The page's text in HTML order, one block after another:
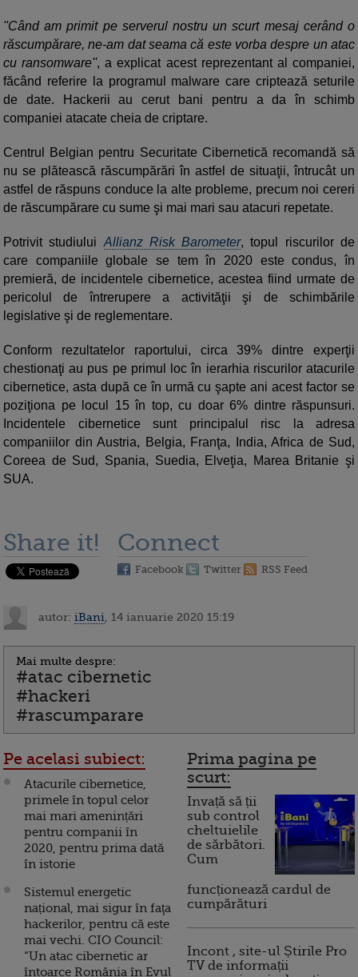
''Când am primit pe serverul nostru un scurt mesaj cerând o
răscumpărare, ne-am dat seama că este vorba despre un atac
cu ransomware'', a explicat acest reprezentant al companiei,
făcând referire la programul malware care criptează seturile
de date. Hackerii au cerut bani pentru a da în schimb
companiei atacate cheia de criptare.
Centrul Belgian pentru Securitate Cibernetică recomandă să
nu se plătească răscumpărări în astfel de situaţii, întrucât un
astfel de răspuns conduce la alte probleme, precum noi cereri
de răscumpărare cu sume şi mai mari sau atacuri repetate.
Potrivit studiului Allianz Risk Barometer, topul riscurilor de
care companiile globale se tem în 2020 este condus, în
premieră, de incidentele cibernetice, acestea fiind urmate de
pericolul de întrerupere a activităţii şi de schimbările
legislative şi de reglementare.
Conform rezultatelor raportului, circa 39% dintre experţii
chestionaţi au pus pe primul loc în ierarhia riscurilor atacurile
cibernetice, asta după ce în urmă cu şapte ani acest factor se
poziţiona pe locul 15 în top, cu doar 6% dintre răspunsuri.
Incidentele cibernetice sunt principalul risc la adresa
companiilor din Austria, Belgia, Franţa, India, Africa de Sud,
Coreea de Sud, Spania, Suedia, Elveţia, Marea Britanie şi
SUA.
Share it! Connect
Facebook Twitter RSS Feed
autor: iBani , 14 ianuarie 2020 15:19
Mai multe despre:
#atac cibernetic
#hackeri
#rascumparare
Pe acelasi subiect:
Atacurile cibernetice,
primele în topul celor
mai mari amenințări
pentru companii în
2020, pentru prima dată
în istorie
Sistemul energetic
național, mai sigur în faţa
hackerilor, pentru că este
mai vechi. CIO Council:
“Un atac cibernetic ar
întoarce România în Evul
Prima pagina pe
scurt:
Invață să ții
sub control
cheltuielile
de sărbători.
Cum
funcționează cardul de
cumpărături
Incont , site-ul Știrile Pro
TV de informații